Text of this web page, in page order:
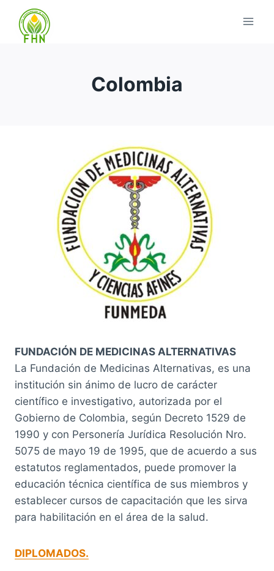
Colombia
FUNDACIÓN DE MEDICINAS ALTERNATIVAS
La Fundación de Medicinas Alternativas, es una
institución sin ánimo de lucro de carácter
científico e investigativo, autorizada por el
Gobierno de Colombia, según Decreto 1529 de
1990 y con Personería Jurídica Resolución Nro.
5075 de mayo 19 de 1995, que de acuerdo a sus
estatutos reglamentados, puede promover la
educación técnica científica de sus miembros y
establecer cursos de capacitación que les sirva
para habilitación en el área de la salud.
DIPLOMADOS.